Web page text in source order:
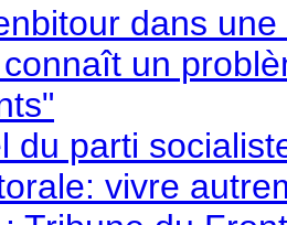
dans
un
du parti
vivre